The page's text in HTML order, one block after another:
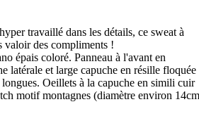
travaillé dans les détails, ce sweat à
valoir des compliments !
épais coloré. Panneau à l'avant en
latérale et large capuche en résille floquée
Oeillets à la capuche en simili cuir
motif montagnes (diamètre environ